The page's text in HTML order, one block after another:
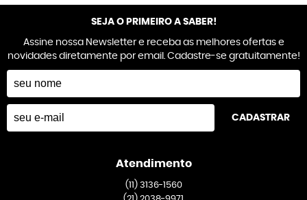
SEJA O PRIMEIRO A SABER!
Assine nossa Newsletter e receba as melhores ofertas e
novidades diretamente por email. Cadastre-se gratuitamente!
CADASTRAR
Atendimento
(11)3136-1560